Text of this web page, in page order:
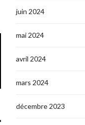
juin 2024
mai 2024
avril 2024
mars 2024
décembre 2023